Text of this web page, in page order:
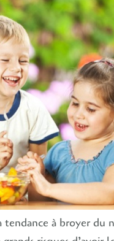
à broyer du